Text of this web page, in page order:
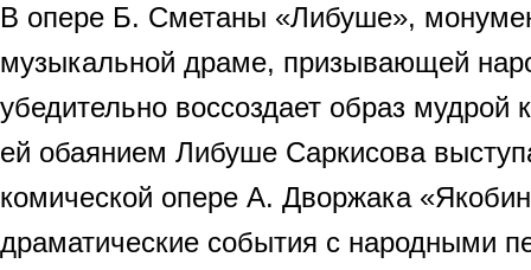
В опере Б. Сметаны «Либуше»,
музыкальной драме, призывающей
убедительно воссоздает образ
ей обаянием Либуше Саркисова
комической опере А. Дворжака
драматические события с народными